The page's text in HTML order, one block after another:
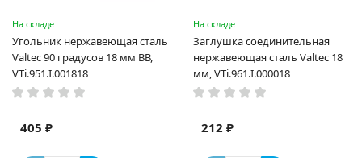
На складе
Угольник нержавеющая сталь
Valtec 90 градусов 18 мм ВВ,
VTi.951.I.001818
405 ₽
На складе
Заглушка соединительная
нержавеющая сталь Valtec 18
мм, VTi.961.I.000018
212 ₽